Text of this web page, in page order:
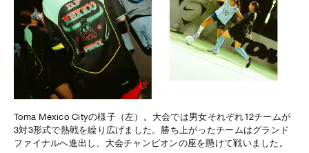
Toma Mexico Cityの様子（左）。大会では男女それぞれ12チームが
3対3形式で熱戦を繰り広げました。勝ち上がったチームはグランド
ファイナルへ進出し、大会チャンピオンの座を懸けて戦いました。